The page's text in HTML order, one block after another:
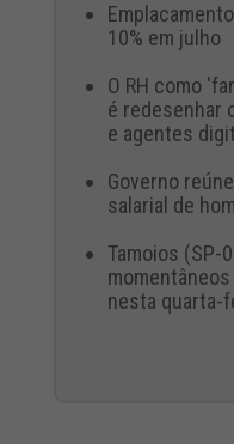
10% em julho
O RH como
é redesenhar
e agentes
Governo
salarial de
Tamoios (SP-
nesta quarta-